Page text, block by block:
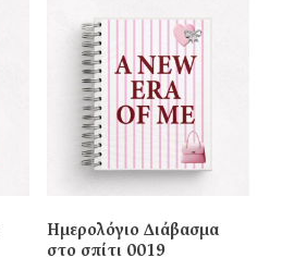
Ημερολόγιο Διάβασμα
στο σπίτι 0019